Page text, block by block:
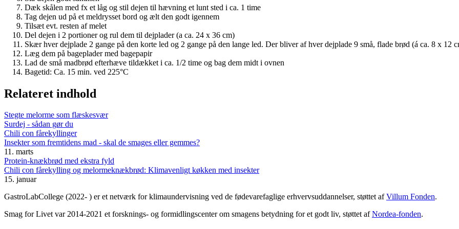
Dæk skålen med fx et låg og stil dejen til hævning et lunt sted i ca. 1 time
Tag dejen ud på et meldrysset bord og ælt den godt igennem
Tilsæt evt. resten af melet
Del dejen i 2 portioner og rul dem til dejplader (a ca. 24 x 36 cm)
Skær hver dejplade 2 gange på den korte led og 2 gange på den lange led. Der bliver af hver dejplade 9 små, flade brød (á ca. 8 x 12
Læg dem på bageplader med bagepapir
Lad de små madbrød efterhæve tildækket i ca. 1/2 time og bag dem midt i ovnen
Bagetid: Ca. 15 min. ved 225°C
Relateret indhold
Stegte melorme som flæskesvær
Surdej - sådan gør du
Chili con fårekyllinger
Insekter som fremtidens mad - skal de smages eller gemmes?
11. marts
Protein-knækbrød med ekstra fyld
Chili con fårekylling og melormeknækbrød: Klimavenligt køkken med insekter
15. januar
GastroLabCollege (2022- ) er et netværk for klimaundervisning ved de fødevarefaglige erhvervsuddannelser, støttet afVillum Fonden.
Smag for Livet var 2014-2021 et forsknings- og formidlingscenter om smagens betydning for et godt liv, støttet afNordea-fonden.